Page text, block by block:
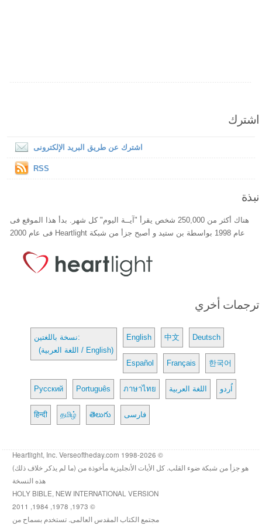
اشترك
اشترك عن طريق البريد الإلكترونى
RSS
نبذة
هناك أكثر من 250,000 شخص يقرأ "آيــة اليوم" كل شهر. بدأ هذا الموقع فى
عام 1998 بواسطة بن ستيد و أصبح جزأ من شبكة Heartlight فى عام 2000
ترجمات أخري
نسخة باللغتين:
(اللغة العربية / English)
English 中文 Deutsch
Español Français 한국어
Русский Português ภาษาไทย اللغة العربية اُردو
हिन्दी தமிழ் తెలుగు فارسی
© 1998-2026 Heartlight, Inc. Verseoftheday.com
هو جزأ من شبكة ضوء القلب. كل الأيات الأنجليزية مأخوذة من (ما لم يذكر خلاف ذلك)
هذه النسخة
HOLY BIBLE, NEW INTERNATIONAL VERSION
© 1973, 1978, 1984, 2011
مجتمع الكتاب المقدس العالمى. تستخدم بسماح من